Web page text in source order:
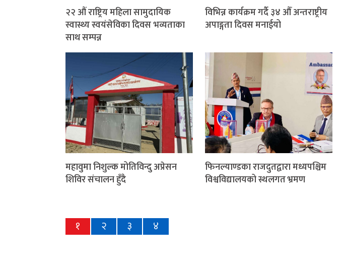
२२ औं राष्ट्रिय महिला सामुदायिक
स्वास्थ्य स्वयंसेविका दिवस भव्यताका
साथ सम्पन्न
विभिन्न कार्यक्रम गर्दै ३४ औँ अन्तराष्ट्रीय
अपाङ्गता दिवस मनाईयो
महावुमा निशुल्क मोतिविन्दु अप्रेसन
शिविर संचालन हुँदै
फिनल्याण्डका राजदुतद्वारा मध्यपश्चिम
विश्वविद्यालयको स्थलगत भ्रमण
१ २ ३ ४